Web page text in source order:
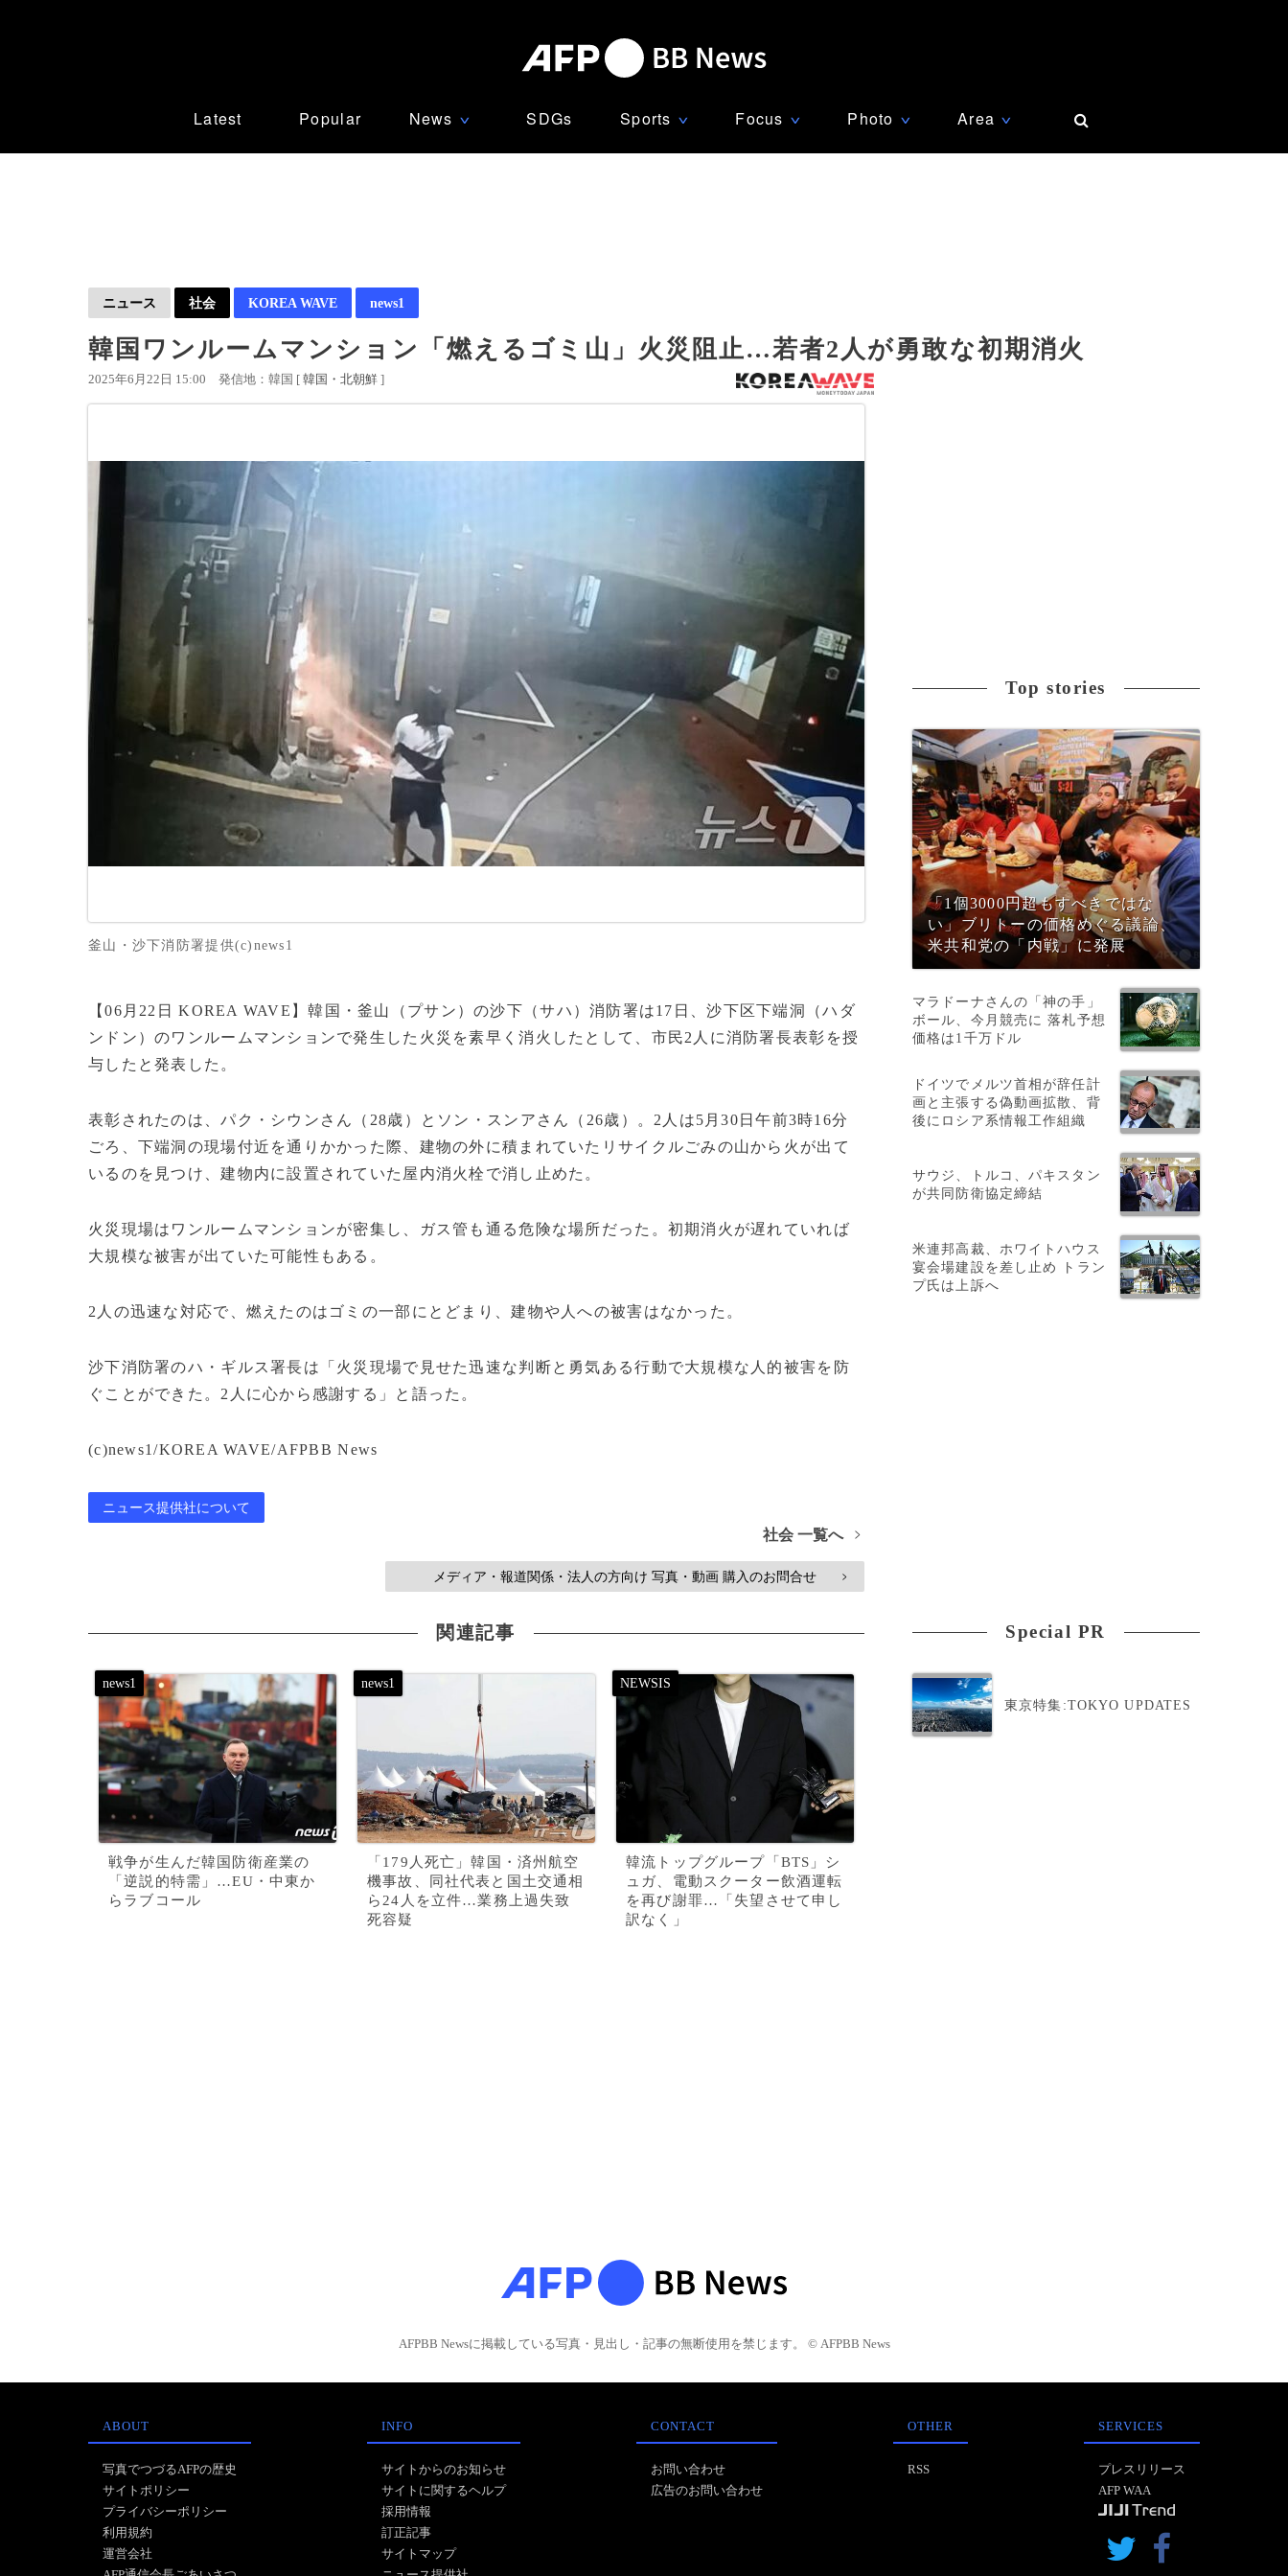
Latest Popular News ∨ SDGs Sports ∨ Focus ∨ Photo ∨ Area ∨
ニュース 社会 KOREA WAVE news1
韓国ワンルームマンション「燃えるゴミ山」火災阻止…若者2人が勇敢な初期消火
2025年6月22日 15:00 発信地：韓国 [ 韓国・北朝鮮 ]
釜山・沙下消防署提供(c)news1
【06月22日 KOREA WAVE】韓国・釜山（プサン）の沙下（サハ）消防署は17日、沙下区下端洞（ハダ
ンドン）のワンルームマンションで発生した火災を素早く消火したとして、市民2人に消防署長表彰を授
与したと発表した。
表彰されたのは、パク・シウンさん（28歳）とソン・スンアさん（26歳）。2人は5月30日午前3時16分
ごろ、下端洞の現場付近を通りかかった際、建物の外に積まれていたリサイクルごみの山から火が出て
いるのを見つけ、建物内に設置されていた屋内消火栓で消し止めた。
火災現場はワンルームマンションが密集し、ガス管も通る危険な場所だった。初期消火が遅れていれば
大規模な被害が出ていた可能性もある。
2人の迅速な対応で、燃えたのはゴミの一部にとどまり、建物や人への被害はなかった。
沙下消防署のハ・ギルス署長は「火災現場で見せた迅速な判断と勇気ある行動で大規模な人的被害を防
ぐことができた。2人に心から感謝する」と語った。
(c)news1/KOREA WAVE/AFPBB News
ニュース提供社について
社会 一覧へ >
メディア・報道関係・法人の方向け 写真・動画 購入のお問合せ >
関連記事
戦争が生んだ韓国防衛産業の
「逆説的特需」…EU・中東か
らラブコール
「179人死亡」韓国・済州航空
機事故、同社代表と国土交通相
ら24人を立件…業務上過失致
死容疑
韓流トップグループ「BTS」シ
ュガ、電動スクーター飲酒運転
を再び謝罪…「失望させて申し
訳なく」
Top stories
「1個3000円超もすべきではな
い」ブリトーの価格めぐる議論、
米共和党の「内戦」に発展
マラドーナさんの「神の手」
ボール、今月競売に 落札予想
価格は1千万ドル
ドイツでメルツ首相が辞任計
画と主張する偽動画拡散、背
後にロシア系情報工作組織
サウジ、トルコ、パキスタン
が共同防衛協定締結
米連邦高裁、ホワイトハウス
宴会場建設を差し止め トラン
プ氏は上訴へ
Special PR
東京特集:TOKYO UPDATES
AFPBB Newsに掲載している写真・見出し・記事の無断使用を禁じます。 © AFPBB News
ABOUT
写真でつづるAFPの歴史
サイトポリシー
プライバシーポリシー
利用規約
運営会社
INFO
サイトからのお知らせ
サイトに関するヘルプ
採用情報
訂正記事
サイトマップ
CONTACT
お問い合わせ
広告のお問い合わせ
OTHER
RSS
SERVICES
プレスリリース
AFP WAA